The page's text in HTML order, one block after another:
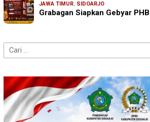
JAWA TIMUR, SIDOARJO
Grabagan Siapkan Gebyar
Cari
untuk: